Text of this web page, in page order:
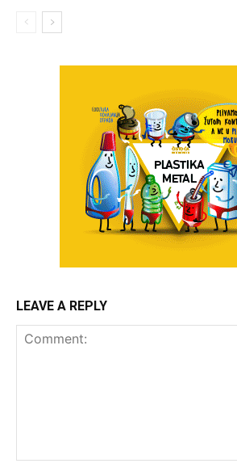
LEAVE A REPLY